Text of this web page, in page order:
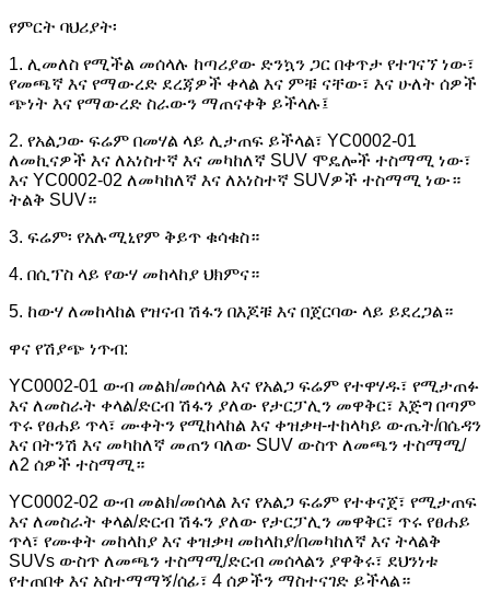
የምርት ባህሪያት፡
1. ሊመለስ የሚችል መሰላሉ ከጣሪያው ድንኳን ጋር በቀጥታ የተገናኘ ነው፣
የመጫኛ እና የማውረድ ደረጃዎች ቀላል እና ምቹ ናቸው፣ እና ሁለት ሰዎች
ጭነት እና የማውረድ ስራውን ማጠናቀቅ ይችላሉ፤
2. የአልጋው ፍሬም በመሃል ላይ ሊታጠፍ ይችላል፣ YC0002-01
ለመኪናዎች እና ለአነስተኛ እና መካከለኛ SUV ሞዴሎች ተስማሚ ነው፣
እና YC0002-02 ለመካከለኛ እና ለአነስተኛ SUVዎች ተስማሚ ነው።
ትልቅ SUV።
3. ፍሬም፡ የአሉሚኒየም ቅይጥ ቁሳቁስ።
4. በሲፕስ ላይ የውሃ መከላከያ ህክምና።
5. ከውሃ ለመከላከል የዝናብ ሽፋን በእጆቹ እና በጀርባው ላይ ይደረጋል።
ዋና የሽያጭ ነጥብ:
YC0002-01 ውብ መልክ/መሰላል እና የአልጋ ፍሬም የተዋሃዱ፣ የሚታጠፉ
እና ለመስራት ቀላል/ድርብ ሽፋን ያለው የታርፓሊን መዋቅር፣ እጅግ በጣም
ጥሩ የፀሐይ ጥላ፣ ሙቀትን የሚከላከል እና ቀዝቃዛ-ተከላካይ ውጤት/በሴዳን
እና በትንሽ እና መካከለኛ መጠን ባለው SUV ውስጥ ለመጫን ተስማሚ/
ለ2 ሰዎች ተስማሚ።
YC0002-02 ውብ መልክ/መሰላል እና የአልጋ ፍሬም የተቀናጀ፣ የሚታጠፍ
እና ለመስራት ቀላል/ድርብ ሽፋን ያለው የታርፓሊን መዋቅር፣ ጥሩ የፀሐይ
ጥላ፣ የሙቀት መከላከያ እና ቀዝቃዛ መከላከያ/በመካከለኛ እና ትላልቅ
SUVs ውስጥ ለመጫን ተስማሚ/ድርብ መሰላልን ያዋቅሩ፣ ደህንነቱ
የተጠበቀ እና አስተማማኝ/ሰፊ፣ 4 ሰዎችን ማስተናገድ ይችላል።